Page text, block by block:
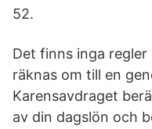
52.
Det finns inga
räknas om till en
Karensavdraget
av din dagslön och